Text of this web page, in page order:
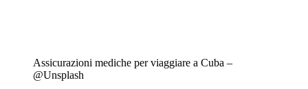
Assicurazioni mediche per viaggiare a Cuba –
@Unsplash